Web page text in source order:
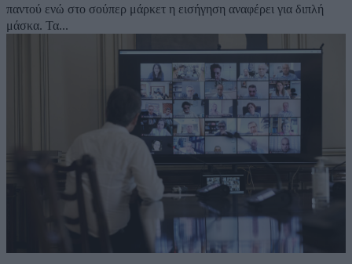
παντού ενώ στο σούπερ μάρκετ η εισήγηση αναφέρει για διπλή
μάσκα. Τα...